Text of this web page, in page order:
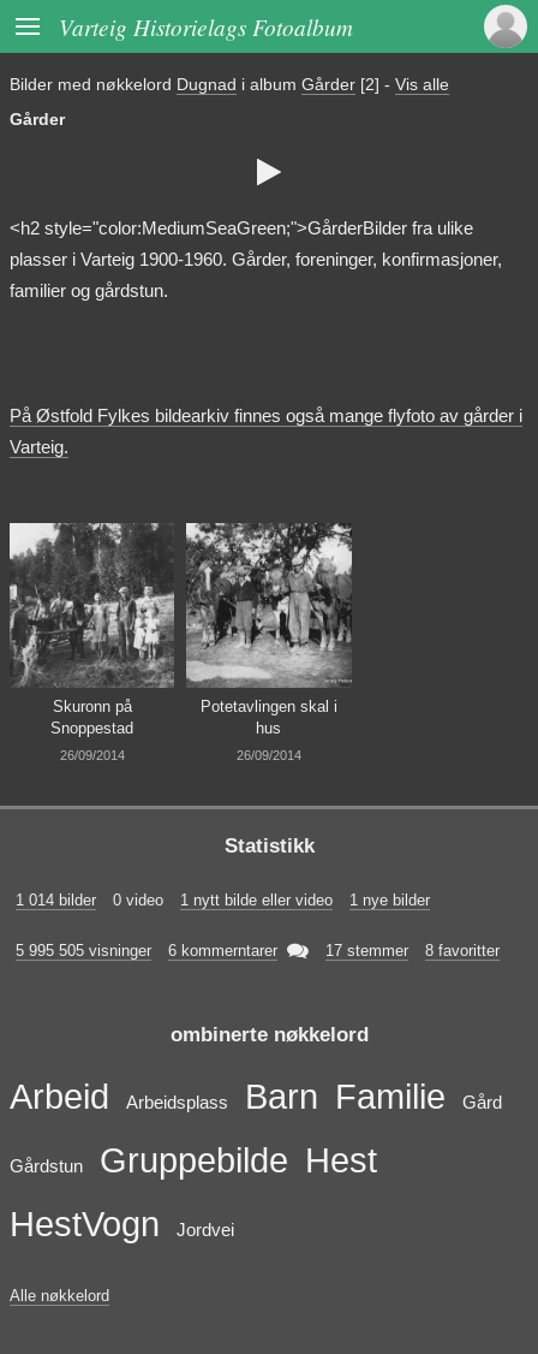
 Varteig Historielags Fotoalbum
Bilder med nøkkelord Dugnad i album Gårder [2] - Vis alle
Gårder

<h2 style="color:MediumSeaGreen;">GårderBilder fra ulike
plasser i Varteig 1900-1960. Gårder, foreninger, konfirmasjoner,
familier og gårdstun.
På Østfold Fylkes bildearkiv finnes også mange flyfoto av gårder i
Varteig.
Skuronn på
Snoppestad
26/09/2014
Potetavlingen skal i
hus
26/09/2014
Statistikk
1 014 bilder 0 video 1 nytt bilde eller video 1 nye bilder
5 995 505 visninger 6 kommerntarer  17 stemmer 8 favoritter
ombinerte nøkkelord
Arbeid Arbeidsplass Barn Familie Gård
Gårdstun Gruppebilde Hest
HestVogn
Jordvei
Alle nøkkelord